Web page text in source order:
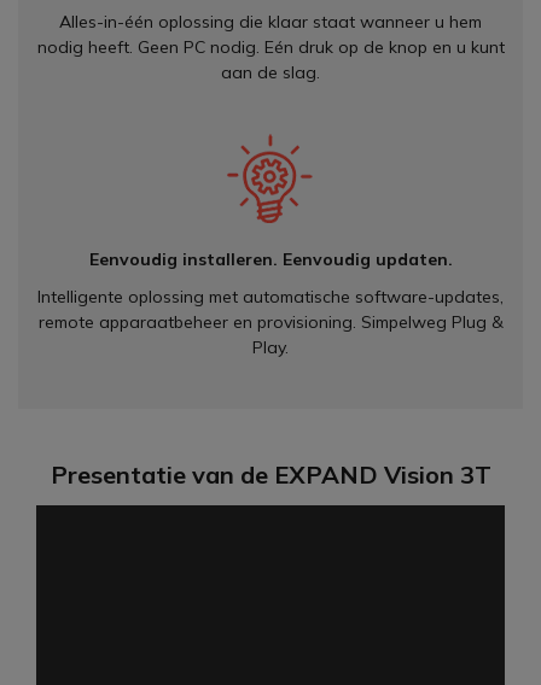
Alles-in-één oplossing die klaar staat wanneer u hem
nodig heeft. Geen PC nodig. Eén druk op de knop en u kunt
aan de slag.
Eenvoudig installeren. Eenvoudig updaten.
Intelligente oplossing met automatische software-updates,
remote apparaatbeheer en provisioning. Simpelweg Plug &
Play.
Presentatie van de EXPAND Vision 3T